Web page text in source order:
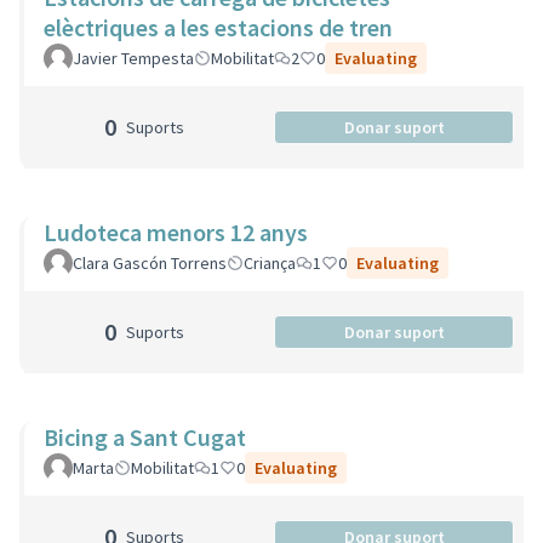
elèctriques a les estacions de tren
Javier Tempesta Mobilitat 2 0 Evaluating
0 Suports Donar suport
Ludoteca menors 12 anys
Clara Gascón Torrens Criança 1 0 Evaluating
0 Suports Donar suport
Bicing a Sant Cugat
Marta Mobilitat 1 0 Evaluating
0 Suports Donar suport